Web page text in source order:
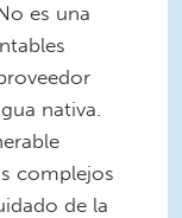
es una
nativa.
complejos
de la